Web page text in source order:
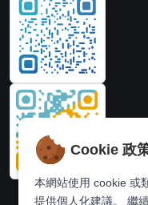
Cookie 政
本網站使用 cookie 或
提供個人化建議。 繼